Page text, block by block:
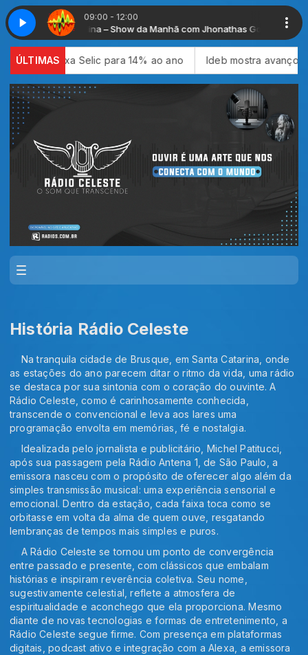
09:00 - 12:00
Adrenalina – Show da Manhã com Jhonathas
ÚLTIMAS
taxa Selic para 14% ao ano Ideb mostra avanço da
História Rádio Celeste
Na tranquila cidade de Brusque, em Santa Catarina, onde
as estações do ano parecem ditar o ritmo da vida, uma rádio
se destaca por sua sintonia com o coração do ouvinte. A
Rádio Celeste, como é carinhosamente conhecida,
transcende o convencional e leva aos lares uma
programação envolta em memórias, fé e nostalgia.
Idealizada pelo jornalista e publicitário, Michel Patitucci,
após sua passagem pela Rádio Antena 1, de São Paulo, a
emissora nasceu com o propósito de oferecer algo além da
simples transmissão musical: uma experiência sensorial e
emocional. Dentro da estação, cada faixa toca como se
orbitasse em volta da alma de quem ouve, resgatando
lembranças de tempos mais simples e puros.
A Rádio Celeste se tornou um ponto de convergência
entre passado e presente, com clássicos que embalam
histórias e inspiram reverência coletiva. Seu nome,
sugestivamente celestial, reflete a atmosfera de
espiritualidade e aconchego que ela proporciona. Mesmo
diante de novas tecnologias e formas de entretenimento, a
Rádio Celeste segue firme. Com presença em plataformas
digitais, podcast ativo e integração com a Alexa, a emissora